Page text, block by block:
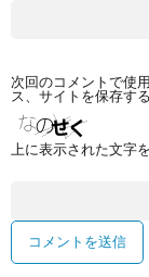
次回のコメントで使
ス、サイトを保存する
上に表示された文字